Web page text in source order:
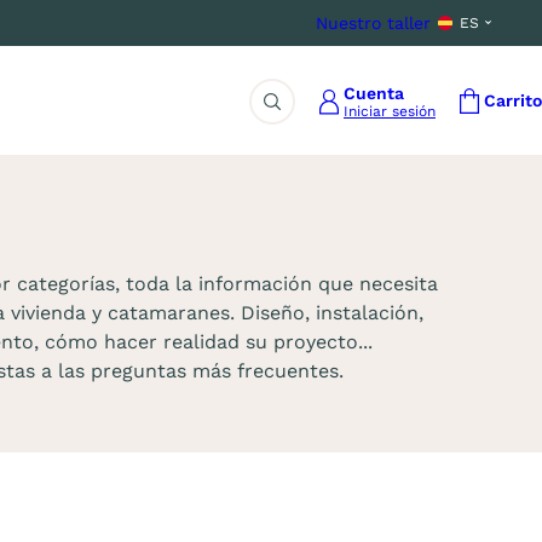
Nuestro taller ES
Buscar
Cuenta
Iniciar sesión
Carrito
categorías, toda la información que necesita
vivienda y catamaranes. Diseño, instalación,
cómo hacer realidad su proyecto...
a las preguntas más frecuentes.